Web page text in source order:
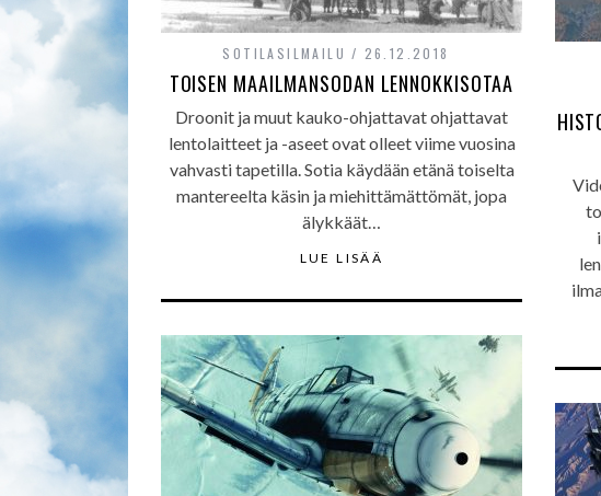
SOTILASILMAILU 26.12.2018
TOISEN MAAILMANSODAN LENNOKKISOTAA
Droonit ja muut kauko-ohjattavat ohjattavat
lentolaitteet ja -aseet ovat olleet viime vuosina
vahvasti tapetilla. Sotia käydään etänä toiselta
mantereelta käsin ja miehittämättömät, jopa
älykkäät…
LUE LISÄÄ